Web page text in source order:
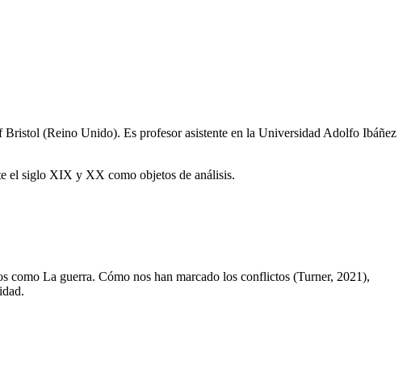
(Reino Unido). Es profesor asistente en la Universidad Adolfo Ibáñez
el siglo XIX y XX como objetos de análisis.
como La guerra. Cómo nos han marcado los conflictos (Turner, 2021),